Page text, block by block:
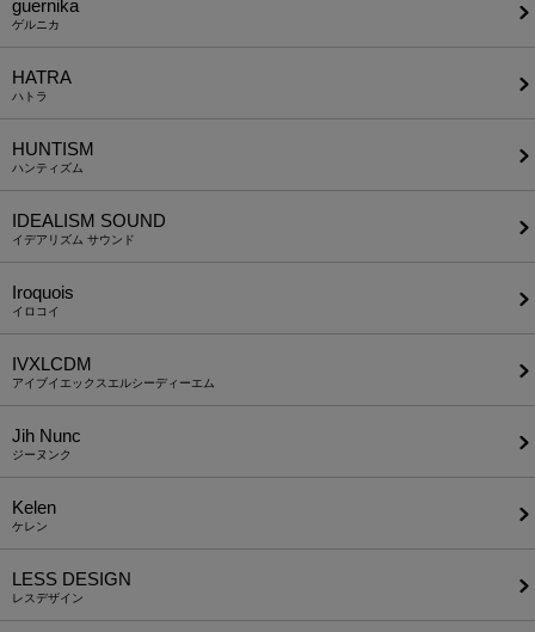
guernika
ゲルニカ
HATRA
ハトラ
HUNTISM
ハンティズム
IDEALISM SOUND
イデアリズム サウンド
Iroquois
イロコイ
IVXLCDM
アイブイエックスエルシーディーエム
Jih Nunc
ジーヌンク
Kelen
ケレン
LESS DESIGN
レスデザイン